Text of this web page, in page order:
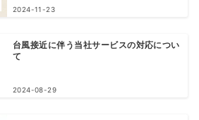
2024-11-23
台風接近に伴う当社サービスの対応につい
て
2024-08-29